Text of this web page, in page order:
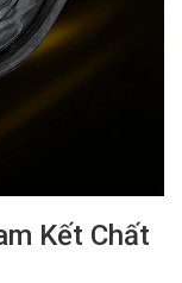
Kết Chất